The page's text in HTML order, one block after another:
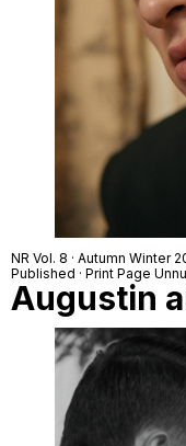
NR Vol. 8 · Autumn Winter
Published · Print Page
Augustin